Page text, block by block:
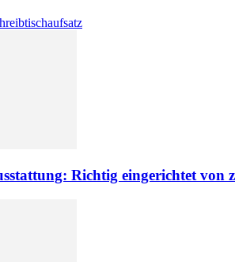
Richtig eingerichtet von